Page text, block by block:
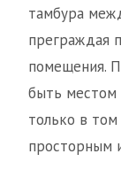
тамбура
преграждая
помещения.
быть местом
только в
просторным